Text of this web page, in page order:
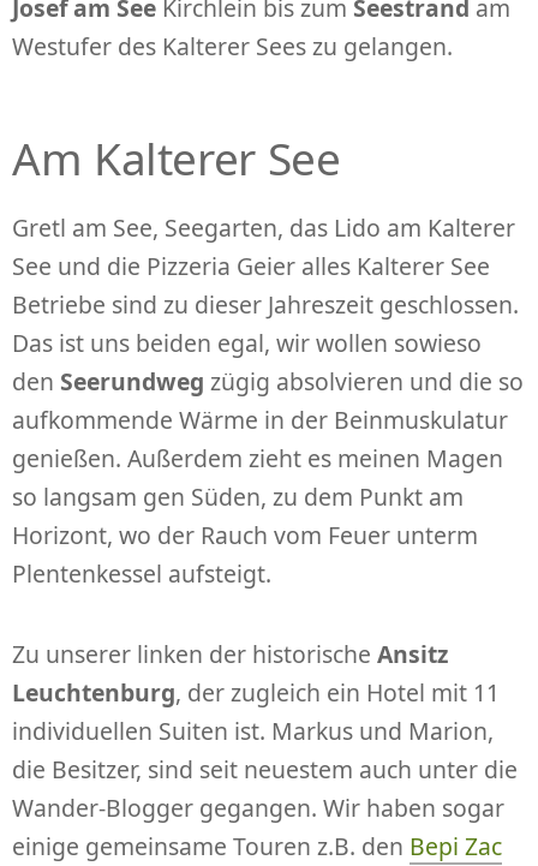
Josef am See Kirchlein bis zum Seestrand am
Westufer des Kalterer Sees zu gelangen.
Am Kalterer See
Gretl am See, Seegarten, das Lido am Kalterer
See und die Pizzeria Geier alles Kalterer See
Betriebe sind zu dieser Jahreszeit geschlossen.
Das ist uns beiden egal, wir wollen sowieso
den Seerundweg zügig absolvieren und die so
aufkommende Wärme in der Beinmuskulatur
genießen. Außerdem zieht es meinen Magen
so langsam gen Süden, zu dem Punkt am
Horizont, wo der Rauch vom Feuer unterm
Plentenkessel aufsteigt.
Zu unserer linken der historische Ansitz
Leuchtenburg, der zugleich ein Hotel mit 11
individuellen Suiten ist. Markus und Marion,
die Besitzer, sind seit neuestem auch unter die
Wander-Blogger gegangen. Wir haben sogar
einige gemeinsame Touren z.B. den Bepi Zac